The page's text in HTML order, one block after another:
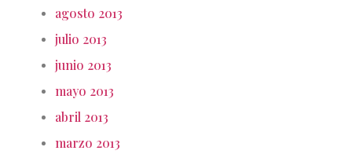
agosto 2013
julio 2013
junio 2013
mayo 2013
abril 2013
marzo 2013